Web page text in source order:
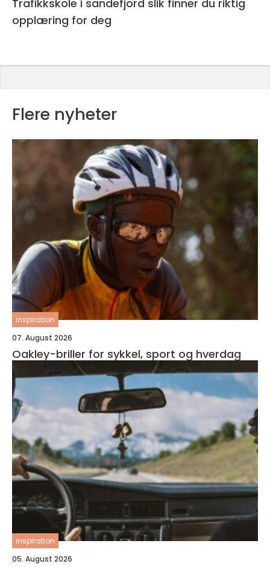
Trafikkskole i sandefjord slik finner du riktig
opplæring for deg
Flere nyheter
inspiration
07. August 2026
Oakley-briller for sykkel, sport og hverdag
inspiration
05. August 2026